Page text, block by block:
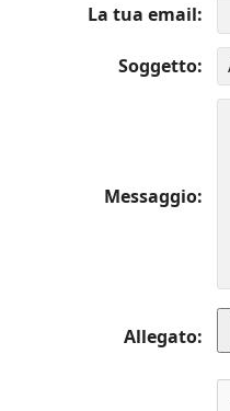
La tua email
Soggetto
Messaggio
Allegato